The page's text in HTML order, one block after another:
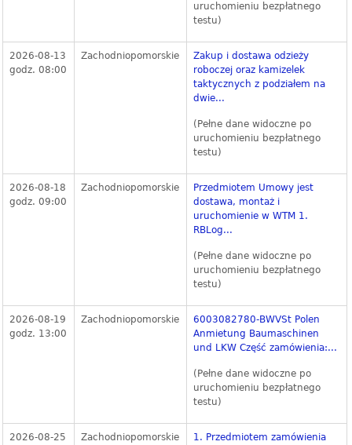
uruchomieniu bezpłatnego
testu)
2026-08-13
godz. 08:00
Zachodniopomorskie
Zakup i dostawa odzieży
roboczej oraz kamizelek
taktycznych z podziałem na
dwie...
(Pełne dane widoczne po
uruchomieniu bezpłatnego
testu)
2026-08-18
godz. 09:00
Zachodniopomorskie
Przedmiotem Umowy jest
dostawa, montaż i
uruchomienie w WTM 1.
RBLog...
(Pełne dane widoczne po
uruchomieniu bezpłatnego
testu)
2026-08-19
godz. 13:00
Zachodniopomorskie
6003082780-BWVSt Polen
Anmietung Baumaschinen
und LKW Część zamówienia:...
(Pełne dane widoczne po
uruchomieniu bezpłatnego
testu)
2026-08-25
Zachodniopomorskie
1. Przedmiotem zamówienia